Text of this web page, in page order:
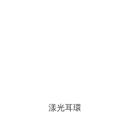
漾光耳環